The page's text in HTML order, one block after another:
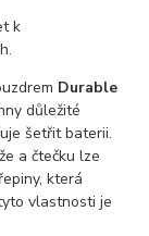
k
Durable
důležité
šetřit baterii.
a čtečku lze
která
vlastnosti je